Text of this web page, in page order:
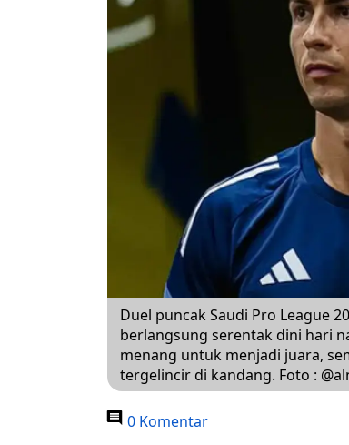
Duel puncak Saudi Pro League
berlangsung serentak dini hari
menang untuk menjadi juara,
tergelincir di kandang. Foto :
0 Komentar